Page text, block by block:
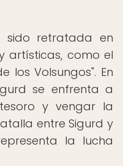
sido retratada en
artísticas, como el
los Volsungos". En
se enfrenta a
y vengar la
entre Sigurd y
la lucha